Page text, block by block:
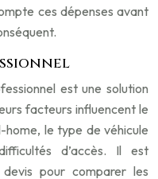
ces dépenses avant
est une solution
facteurs influencent le
home, le type de véhicule
d’accès. Il est
devis pour comparer les